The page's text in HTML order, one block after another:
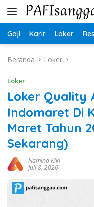
Langsung
Gaji Karir Loker
Beranda Loker
Loker
Loker Quality
Indomaret Di
Maret Tahun
Sekarang)
Namina Kiki
Juli 8, 2026